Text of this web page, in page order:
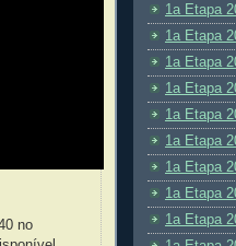
no
1a Etapa
1a Etapa
1a Etapa
1a Etapa
1a Etapa
1a Etapa
1a Etapa
1a Etapa
1a Etapa